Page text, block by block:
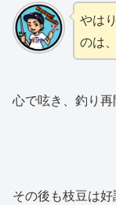
やは
のは
心で呟き、釣り再
その後も枝豆は好